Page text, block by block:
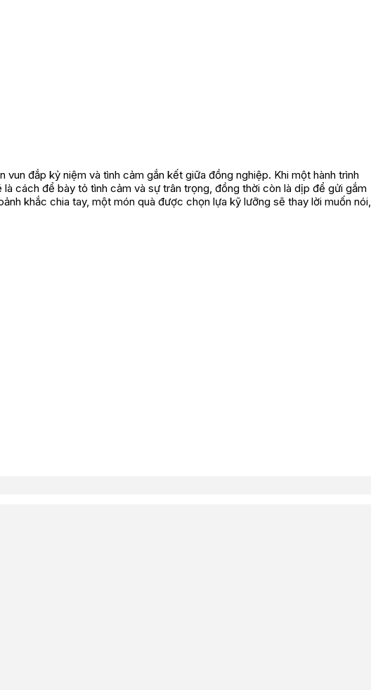
vun đắp kỷ niệm và tình cảm gắn kết giữa đồng nghiệp. Khi một hành trình
là cách để bày tỏ tình cảm và sự trân trọng, đồng thời còn là dịp để gửi gắm
khắc chia tay, một món quà được chọn lựa kỹ lưỡng sẽ thay lời muốn nói,